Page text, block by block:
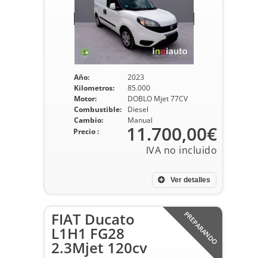
Año:
2023
Kilometros:
85.000
Motor:
DOBLO Mjet 77CV
Combustible:
Diesel
Cambio:
Manual
Ver detalles
Precio : 11.700,00€
PREPARANDO
FIAT Ducato
L1H1 FG28
2.3Mjet 120cv